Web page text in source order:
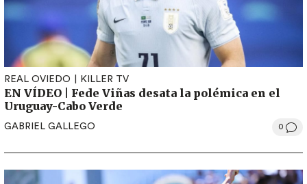
REAL OVIEDO KILLER TV
EN VÍDEO | Fede Viñas desata la polémica en el
Uruguay-Cabo Verde
GABRIEL GALLEGO 0